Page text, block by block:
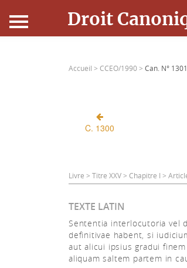
Droit
Connexion
Accueil > CCEO/1990 > Can. N° 1301
C. 1300
Livre > Titre XXV > Chapitre I >
TEXTE LATIN
Sententia interlocutoria vel
definitivae habent, si
aut alicui ipsius gradui
aliquam saltem partem in